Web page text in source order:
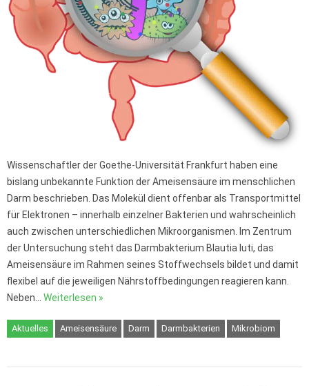
Wissenschaftler der Goethe-Universität Frankfurt haben eine
bislang unbekannte Funktion der Ameisensäure im menschlichen
Darm beschrieben. Das Molekül dient offenbar als Transportmittel
für Elektronen – innerhalb einzelner Bakterien und wahrscheinlich
auch zwischen unterschiedlichen Mikroorganismen. Im Zentrum
der Untersuchung steht das Darmbakterium Blautia luti, das
Ameisensäure im Rahmen seines Stoffwechsels bildet und damit
flexibel auf die jeweiligen Nährstoffbedingungen reagieren kann.
Neben… Weiterlesen »
Aktuelles Ameisensäure Darm Darmbakterien Mikrobiom